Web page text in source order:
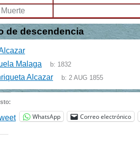
Muerte
de descendencia
Malaga b: 1832
Alcazar b:2 AUG 1855
WhatsApp Correo electrónico